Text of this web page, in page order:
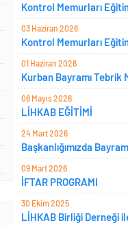
Kontrol Memurları
03 Haziran 2026
Kontrol Memurları
01 Haziran 2026
Kurban Bayramı Tebrik
06 Mayıs 2026
LİHKAB EĞİTİMİ
24 Mart 2026
Başkanlığımızda
09 Mart 2026
İFTAR PROGRAMI
30 Ekim 2025
LİHKAB Birliği Derneği